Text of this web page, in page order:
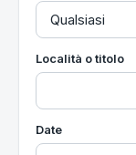
Località o titolo
Date